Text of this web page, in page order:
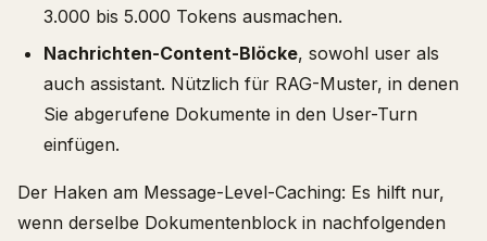
3.000 bis 5.000 Tokens ausmachen.
Nachrichten-Content-Blöcke, sowohl user als
auch assistant. Nützlich für RAG-Muster, in denen
Sie abgerufene Dokumente in den User-Turn
einfügen.
Der Haken am Message-Level-Caching: Es hilft nur,
wenn derselbe Dokumentenblock in nachfolgenden